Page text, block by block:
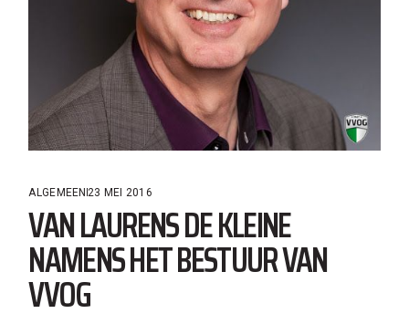
ALGEMEEN 23 MEI 2016
VAN LAURENS DE KLEINE
NAMENS HET BESTUUR VAN
VVOG